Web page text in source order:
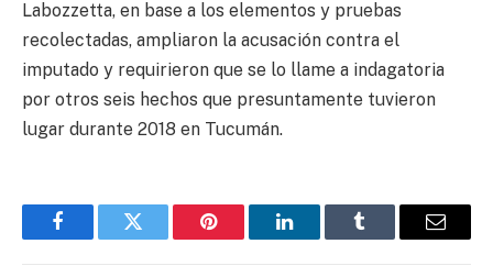
Labozzetta, en base a los elementos y pruebas
recolectadas, ampliaron la acusación contra el
imputado y requirieron que se lo llame a indagatoria
por otros seis hechos que presuntamente tuvieron
lugar durante 2018 en Tucumán.
FacebookTwitter Pinterest LinkedInTumblr Email